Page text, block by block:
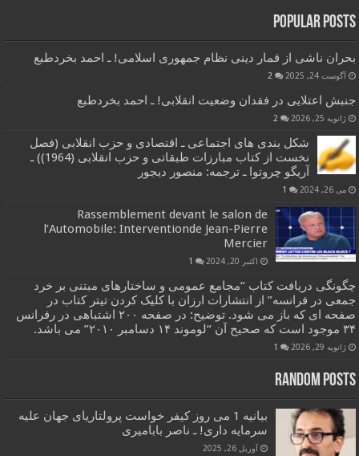
Popular Posts
بحران ناشی از قمار دینی نظام جمهوری اسلامی! ـ احمد بخردطبع
آگوست 24, 2025 2
جنبش اعتلایی در فقدان وضعیت انقلابی! ـ احمد بخردطبع
ژانویه 25, 2026 2
شکل بندی های اجتماعی ـ اقتصادی و حزب انقلابی (فصل
نخست از کتاب مبارزات طبقاتی و حزب انقلابی (1964)) ـ
آریگو چروتوا ـ ترجمه: منصور دیجور
می 26, 2024 1
Rassemblement devant le salon de
l’Automobile: Interventionde Jean-Pierre
Mercier
اکتبر 20, 2024 1
چگونگی دریافت کتاب “مجامع عمومی و ساختارهای مبتنی بر خرد
جمعی در فرانسه” از انتشارات ارزان با کلیک کردن تیتر کتاب در
صفحه ای که باز می شود. توضیح: در صفحه ۲۰۰ اشتباهی در رفرانس
۳۴ موجود است که صحیح آن “لوموند ۱۴ دسامبر ۲۰۱۰” می باشد.
ژانویه 29, 2026 1
Random Posts
بیانیه 1 می روز کیفر خواست پرولتاریای جهان علیه
سرمایه داری! ـ ناصر بابامیری
آوریل 26, 2025